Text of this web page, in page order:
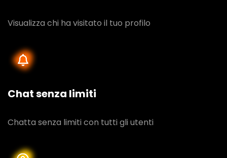
Visualizza chi ha visitato il tuo profilo
Chat senza limiti
Chatta senza limiti con tutti gli utenti